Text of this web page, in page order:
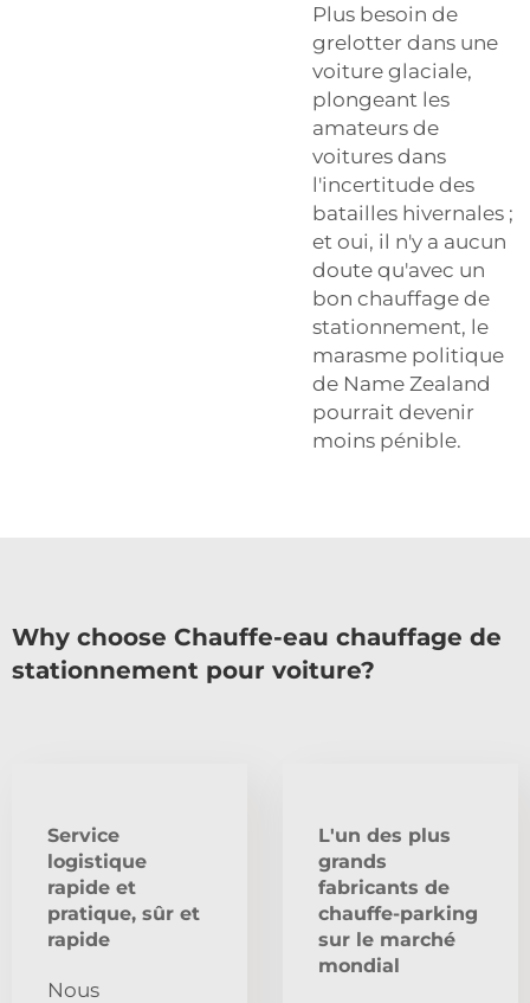
Plus besoin de
grelotter dans une
voiture glaciale,
plongeant les
amateurs de
voitures dans
l'incertitude des
batailles hivernales ;
et oui, il n'y a aucun
doute qu'avec un
bon chauffage de
stationnement, le
marasme politique
de Name Zealand
pourrait devenir
moins pénible.
Why choose Chauffe-eau chauffage de
stationnement pour voiture?
Service
logistique
rapide et
pratique, sûr et
rapide
Nous
L'un des plus
grands
fabricants de
chauffe-parking
sur le marché
mondial